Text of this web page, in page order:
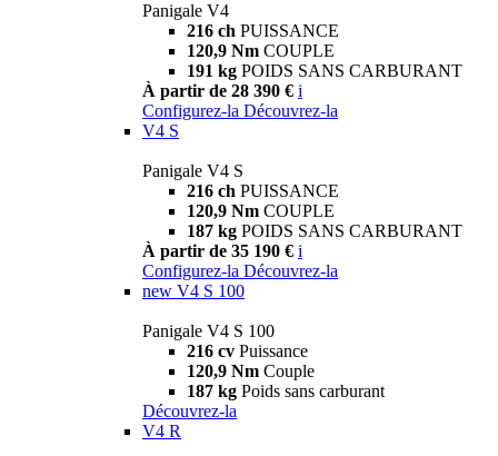
Panigale V4
216 ch PUISSANCE
120,9 Nm COUPLE
191 kg POIDS SANS CARBURANT
À partir de 28 390 € i
Configurez-la Découvrez-la
V4 S
Panigale V4 S
216 ch PUISSANCE
120,9 Nm COUPLE
187 kg POIDS SANS CARBURANT
À partir de 35 190 € i
Configurez-la Découvrez-la
new V4 S 100
Panigale V4 S 100
216 cv Puissance
120,9 Nm Couple
187 kg Poids sans carburant
Découvrez-la
V4 R